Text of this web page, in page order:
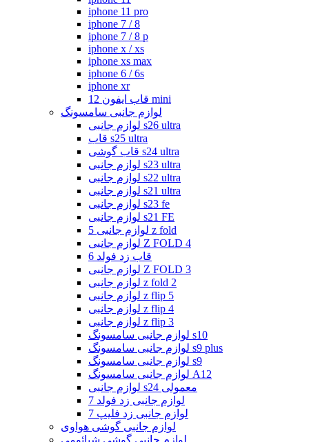
iphone 11 pro
iphone 7 / 8
iphone 7 / 8 p
iphone x / xs
iphone xs max
iphone 6 / 6s
iphone xr
قاب ایفون 12 mini
لوازم جانبی سامسونگ
لوازم جانبی s26 ultra
قاب s25 ultra
قاب گوشی s24 ultra
لوازم جانبی s23 ultra
لوازم جانبی s22 ultra
لوازم جانبی s21 ultra
لوازم جانبی s23 fe
لوازم جانبی s21 FE
لوازم جانبی 5 z fold
لوازم جانبی Z FOLD 4
قاب زد فولد 6
لوازم جانبی Z FOLD 3
لوازم جانبی z fold 2
لوازم جانبی z flip 5
لوازم جانبی z flip 4
لوازم جانبی z flip 3
لوازم جانبی سامسونگ s10
لوازم جانبی سامسونگ s9 plus
لوازم جانبی سامسونگ s9
لوازم جانبی سامسونگ A12
لوازم جانبی s24 معمولی
لوازم جانبی زد فولد 7
لوازم جانبی زد فلیپ 7
لوازم جانبی گوشی هواوی
لوازم جانبی گوشی شیائومی